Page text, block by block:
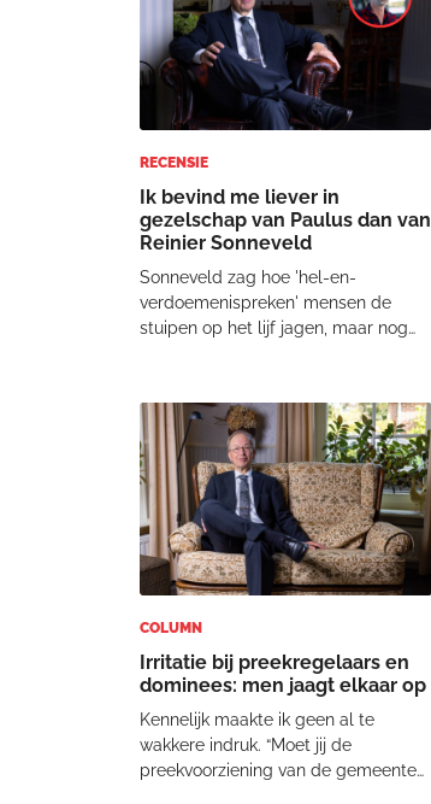
RECENSIE
Ik bevind me liever in
gezelschap van Paulus dan van
Reinier Sonneveld
Sonneveld zag hoe 'hel-en-
verdoemenispreken' mensen de
stuipen op het lijf jagen, maar nog
was aanleiding tot het schrijven van
het boek Het einde van de hel. We
hebben het o
COLUMN
Irritatie bij preekregelaars en
dominees: men jaagt elkaar op
Kennelijk maakte ik geen al te
wakkere indruk. “Moet jij de
preekvoorziening van de gemeente